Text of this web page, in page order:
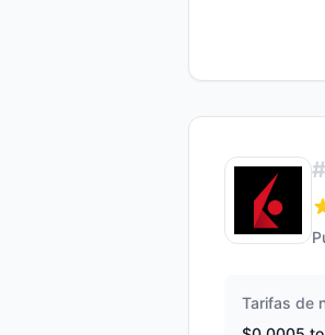
#
Tarifas de